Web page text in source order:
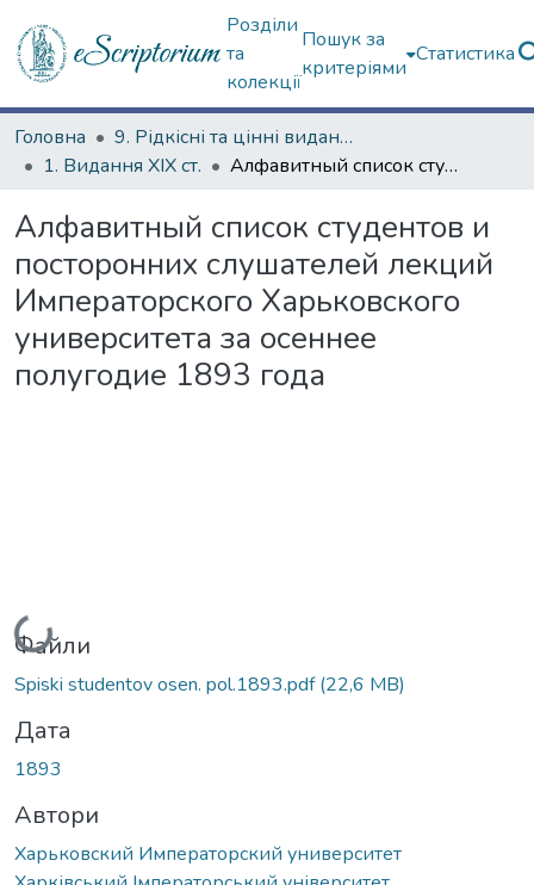
Розділи
та
колекції
Пошук за
критеріями
Статистика
Головна
9. Рідкісні та цінні видання
1. Видання ХІХ ст.
Алфавитный список студентов и посторонних слушателей лекций Императорского Харьковского университета за осеннее полугодие 1893 года
Алфавитный список студентов и
посторонних слушателей лекций
Императорского Харьковского
университета за осеннее
полугодие 1893 года
Вантажиться...
Файли
Spiski studentov osen. pol.1893.pdf(22,6 MB)
Дата
1893
Автори
Харьковский Императорский университет